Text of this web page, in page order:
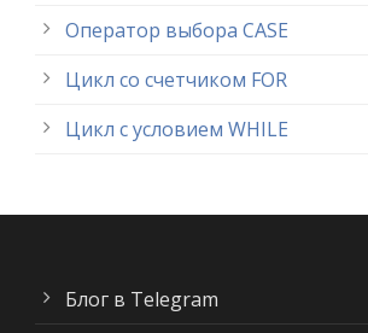
Оператор выбора CASE
Цикл со счетчиком FOR
Цикл с условием WHILE
Блог в Telegram